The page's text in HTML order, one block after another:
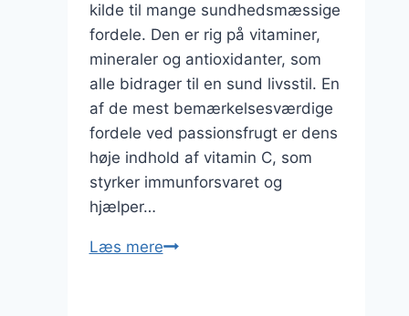
kilde til mange sundhedsmæssige
fordele. Den er rig på vitaminer,
mineraler og antioxidanter, som
alle bidrager til en sund livsstil. En
af de mest bemærkelsesværdige
fordele ved passionsfrugt er dens
høje indhold af vitamin C, som
styrker immunforsvaret og
hjælper…
Læs merePassionsfrugt